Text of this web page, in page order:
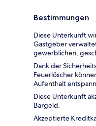
Bestimmungen
Diese Unterkunft
Gastgeber
gewerblichen,
Dank der
Feuerlöscher
Aufenthalt
Diese Unterkunft
Bargeld.
Akzeptierte